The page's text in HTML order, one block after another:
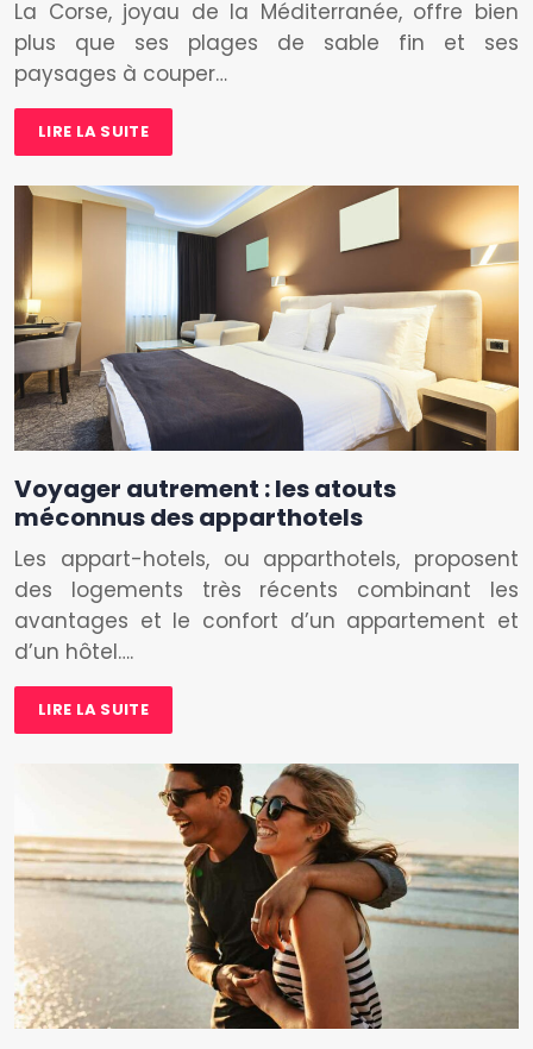
La Corse, joyau de la Méditerranée, offre bien
plus que ses plages de sable fin et ses
paysages à couper…
LIRE LA SUITE
Voyager autrement : les atouts
méconnus des apparthotels
Les appart-hotels, ou apparthotels, proposent
des logements très récents combinant les
avantages et le confort d’un appartement et
d’un hôtel….
LIRE LA SUITE